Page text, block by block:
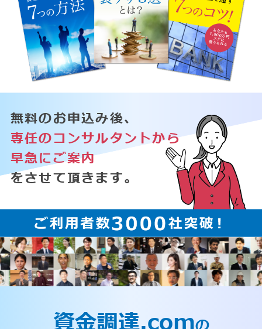
無料のお申込み後、
専任のコンサルタントから
早急にご案内
をさせて頂きます。